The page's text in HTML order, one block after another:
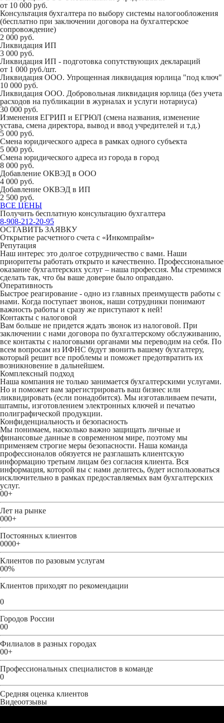
от 10 000 руб.
Консультация бухгалтера по выбору системы налогообложения
(бесплатно при заключении договора на бухгалтерское
сопровождение)
2 000 руб.
Ликвидация ИП
3 000 руб.
Ликвидация ИП - подготовка сопутствующих деклараций
от 1 000 руб./шт.
Ликвидация ООО. Упрощенная ликвидация юрлица "под ключ"
10 000 руб.
Ликвидация ООО. Добровольная ликвидация юрлица (без учета
расходов на публикации в журналах и услуги нотариуса)
30 000 руб.
Изменения ЕГРИП и ЕГРЮЛ (смена названия, изменение
устава, смена директора, вывод и ввод учредителей и т.д.)
5 000 руб.
Смена юридического адреса в рамках одного субъекта
5 000 руб.
Смена юридического адреса из города в город
8 000 руб.
Добавление ОКВЭД в ООО
4 000 руб.
Добавление ОКВЭД в ИП
2 500 руб.
ВСЕ ЦЕНЫ
Получить бесплатную консультацию бухгалтера
8-908-212-20-95
ОСТАВИТЬ ЗАЯВКУ
Открытие расчетного счета с «Инкомпрайм»
Репутация
Наш интерес это долгое сотрудничество с вами. Наши
приоритеты работать открыто и качественно. Профессиональное
оказание бухгалтерских услуг – наша профессия. Мы стремимся
сделать так, что бы ваше доверие было оправдано.
Оперативность
Быстрое реагирование - одно из главных преимуществ работы с
нами. Когда поступает звонок, наши сотрудники понимают
важность работы и сразу же приступают к ней!
Контакты с налоговой
Вам больше не придется ждать звонок из налоговой. При
заключении с нами договора по бухгалтерскому обслуживанию,
все контакты с налоговыми органами мы переводим на себя. По
всем вопросам из ИФНС будут звонить вашему бухгалтеру,
который решит все проблемы и поможет предотвратить их
возникновение в дальнейшем.
Комплексный подход
Наша компания не только занимается бухгалтерскими услугами.
Но и поможет вам зарегистрировать ваш бизнес или
ликвидировать (если понадобится). Мы изготавливаем печати,
штампы, изготовлением электронных ключей и печатью
полиграфической продукции.
Конфиденциальность и безопасность
Мы понимаем, насколько важно защищать личные и
финансовые данные в современном мире, поэтому мы
применяем строгие меры безопасности. Наша команда
профессионалов обязуется не разглашать клиентскую
информацию третьим лицам без согласия клиента. Вся
информация, которой вы с нами делитесь, будет использоваться
исключительно в рамках предоставляемых вам бухгалтерских
услуг.
00+
Лет на рынке
000+
Постоянных клиентов
0000+
Клиентов по разовым услугам
00%
Клиентов приходят по рекомендации
0
Городов России
00
Филиалов в разных городах
00+
Профессиональных специалистов в команде
0
Средняя оценка клиентов
Видеоотзывы